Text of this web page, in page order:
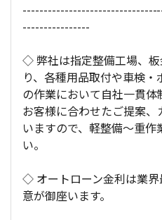
----------------
◇ 弊社は指定整備工場、
り、各種用品取付や車検
の作業において自社一貫体
お客様に合わせたご提案
いますので、軽整備～重
い。
◇ オートローン金利は業
意が御座います。